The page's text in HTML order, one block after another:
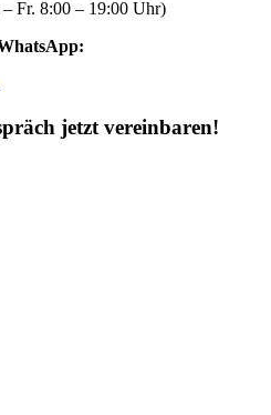
Fr. 8:00 – 19:00 Uhr)
jetzt vereinbaren!